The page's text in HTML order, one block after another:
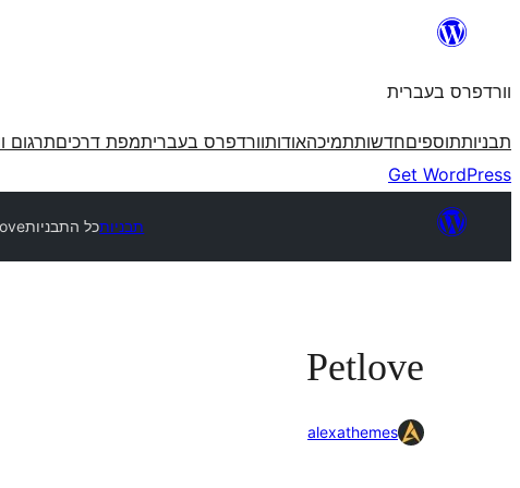
וורדפרס בעברית
תבניותתוספיםחדשותתמיכהאודותוורדפרס בעבריתמפת דרכיםתרגום
Get WordPress
תבניותכל התבניות
Petlove
alexathemes